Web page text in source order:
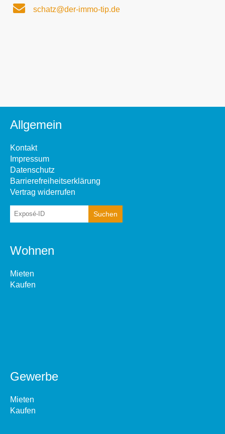
schatz@der-immo-tip.de
Allgemein
Kontakt
Impressum
Datenschutz
Barrierefreiheitserklärung
Vertrag widerrufen
Wohnen
Mieten
Kaufen
Gewerbe
Mieten
Kaufen